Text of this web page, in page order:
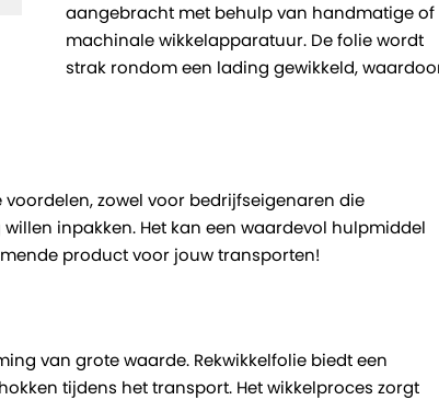
aangebracht met behulp van handmatige of
machinale wikkelapparatuur. De folie wordt
strak rondom een lading gewikkeld,
zowel voor bedrijfseigenaren die
inpakken. Het kan een waardevol hulpmiddel
product voor jouw transporten!
van grote waarde. Rekwikkelfolie biedt een
tijdens het transport. Het wikkelproces zorgt